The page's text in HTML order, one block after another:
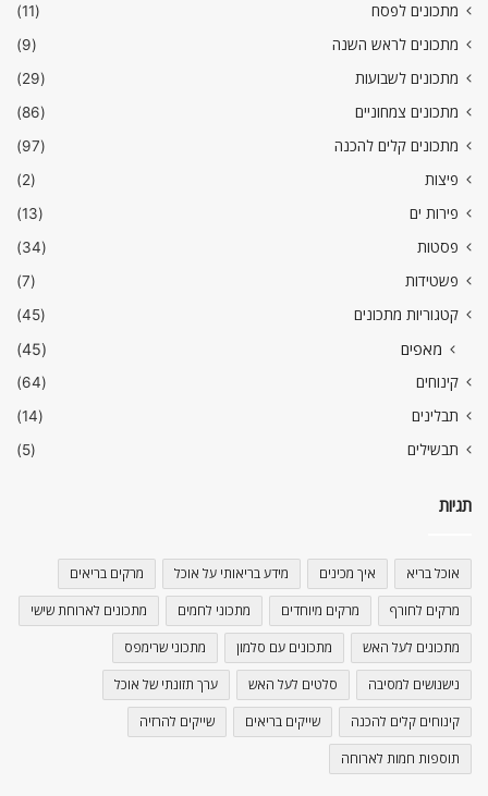
מתכונים לפסח
(11)
מתכונים לראש השנה
(9)
מתכונים לשבועות
(29)
מתכונים צמחוניים
(86)
מתכונים קלים להכנה
(97)
פיצות
(2)
פירות ים
(13)
פסטות
(34)
פשטידות
(7)
קטגוריות מתכונים
(45)
מאפים (45)
קינוחים
(64)
תבלינים
(14)
תבשילים
(5)
תגיות
אוכל בריא איך מכינים מידע בריאותי על אוכל מרקים בריאים
מרקים לחורף מרקים מיוחדים מתכוני לחמים מתכונים לארוחת שישי
מתכונים לעל האש מתכונים עם סלמון מתכוני שרימפס
נישנושים למסיבה סלטים לעל האש ערך תזונתי של אוכל
קינוחים קלים להכנה שייקים בריאים שייקים להרזיה
תוספות חמות לארוחה